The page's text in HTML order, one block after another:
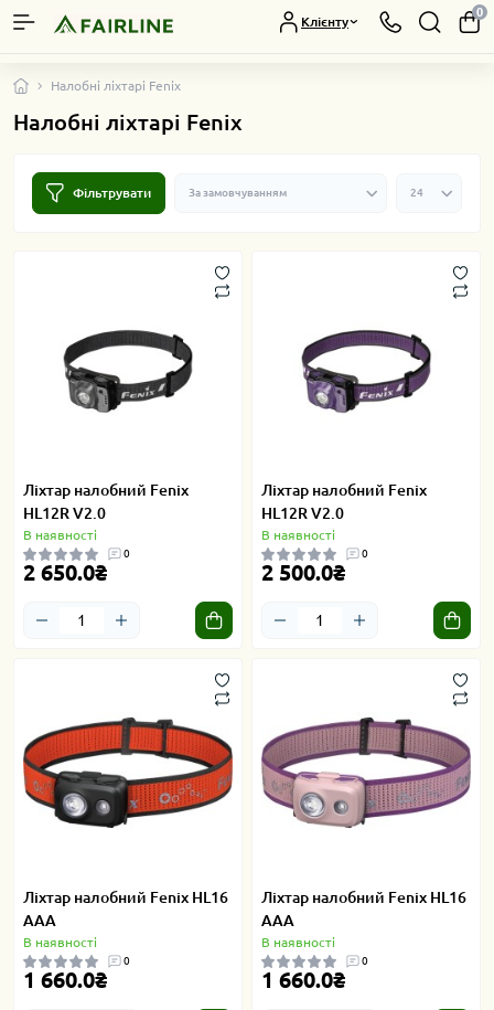
Клієнту
0
Налобні ліхтарі Fenix
Налобні ліхтарі Fenix
Фільтрувати
Ліхтар налобний Fenix
HL12R V2.0
В наявності
0
2 650.0₴
Ліхтар налобний Fenix
HL12R V2.0
В наявності
0
2 500.0₴
Ліхтар налобний Fenix HL16
AAA
В наявності
0
1 660.0₴
Ліхтар налобний Fenix HL16
AAA
В наявності
0
1 660.0₴